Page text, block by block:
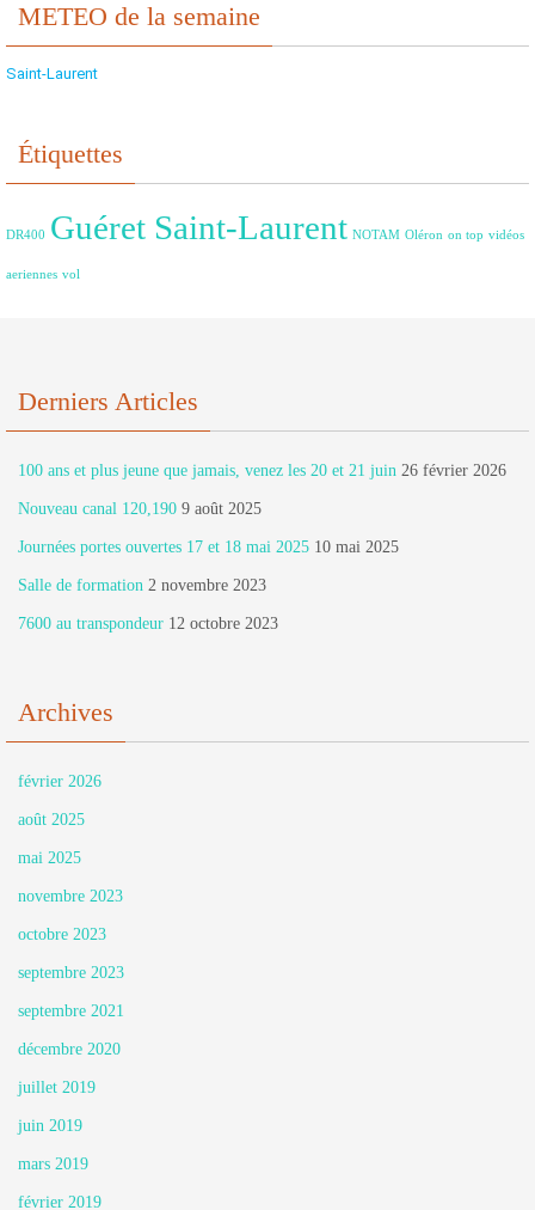
METEO de la semaine
Saint-Laurent
Étiquettes
DR400 Guéret Saint-Laurent NOTAM Oléron on top vidéos
aeriennes vol
Derniers Articles
100 ans et plus jeune que jamais, venez les 20 et 21 juin 26 février 2026
Nouveau canal 120,190 9 août 2025
Journées portes ouvertes 17 et 18 mai 2025 10 mai 2025
Salle de formation 2 novembre 2023
7600 au transpondeur 12 octobre 2023
Archives
février 2026
août 2025
mai 2025
novembre 2023
octobre 2023
septembre 2023
septembre 2021
décembre 2020
juillet 2019
juin 2019
mars 2019
février 2019